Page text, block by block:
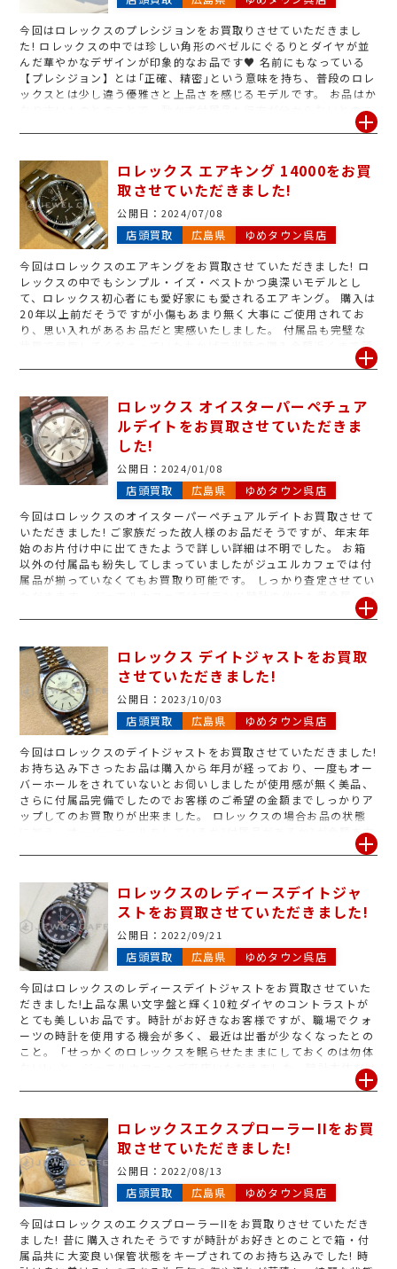
今回はロレックスのプレシジョンをお買取りさせていただきまし
た! ロレックスの中では珍しい角形のベゼルにぐるりとダイヤが並
んだ華やかなデザインが印象的なお品です♥ 名前にもなっている
【プレシジョン】とは｢正確、精密｣という意味を持ち、普段のロレ
ックスとは少し違う優雅さと上品さを感じるモデルです。 お品はか
なり古いものとのことで、動かず付属品も行方が分からないとのこ
と…。 ご安心ください(^^)/ ジュエルカフェではお買取り可能です
な点はお気軽にお問い合わせください。 ジュエルカフェでは皆様の
ご来店をお待ちしております!ロレックス エアキング 14000をお買
取させていただきました!
公開日： 2024/07/08
店頭買取 広島県 ゆめタウン呉店
今回はロレックスのエアキングをお買取させていただきました! ロ
レックスの中でもシンプル・イズ・ベストかつ奥深いモデルとし
て、ロレックス初心者にも愛好家にも愛されるエアキング。 購入は
20年以上前だそうですが小傷もあまり無く大事にご使用されてお
り、思い入れがあるお品だと実感いたしました。 付属品も完璧な
状態で保管してくださっていたおかげで当時の購入金額近くまで頑
張らせていただくことが出来ました! 需要と供給のバランスから決
傾向にあります。 眠ったまま、貰ったままのロレックスはございま
せんか? もしかすると思わぬ金額が付くモデルかもしれません。 ご
相談やお見積りだけでも結構です。 お困りのお品がございましたら
いつでもお気軽にご来店ください♪
ロレックス オイスターパーペチュア
ルデイトをお買取させていただきま
した!
公開日： 2024/01/08
店頭買取 広島県
ゆめタウン呉店
今回はロレックスのオイスターパーペチュアルデイトお買取させて
いただきました! ご家族だった故人様のお品だそうですが、年末年
始のお片付け中に出てきたようで詳しい詳細は不明でした。 お箱
以外の付属品も紛失してしまっていましたがジュエルカフェでは付
属品が揃っていなくてもお買取り可能です。 しっかり査定させてい
ただきます。 ジュエルカフェではブランド時計の他にも貴金属、ブ
ランド品、金券類など幅広くお買取りしております。 お品の詳細や
れるもの? 壊れているジュエリーがある…などご相談だけでも大歓
迎です。
ロレックス デイトジャストをお買取
させていただきました!
公開日： 2023/10/03
店頭買取 広島県 ゆめタウン呉店
今回はロレックスのデイトジャストをお買取させていただきました!
お持ち込み下さったお品は購入から年月が経っており、一度もオー
バーホールをされていないとお伺いしましたが使用感が無く美品、
さらに付属品完備でしたのでお客様のご希望の金額までしっかりア
ップしてのお買取りが出来ました。 ロレックスの場合お品の状態
に加え、オーバーホールをしているか?付属品があるか?が金額を左
右する大きな条件となってきます。 お手元にずっと眠ったままです
ロレックスがございましたら、是非ジュエルカフェをご利用くださ
ロレックスのレディースデイトジャ
ストをお買取させていただきました!
公開日： 2022/09/21
店頭買取 広島県 ゆめタウン呉店
今回はロレックスのレディースデイトジャストをお買取させていた
だきました!上品な黒い文字盤と輝く10粒ダイヤのコントラストが
とても美しいお品です。時計がお好きなお客様ですが、職場でクォ
ーツの時計を使用する機会が多く、最近は出番が少なくなったとの
こと。「せっかくのロレックスを眠らせたままにしておくのは勿体
ない!」と、ジュエルカフェへご来店いただきました。時計本体だけ
でなく箱、コマなどの付属品も大変綺麗な状態でお持ち込みいただ
ロレックスエクスプローラーIIをお買
取させていただきました!
公開日： 2022/08/13
店頭買取 広島県 ゆめタウン呉店
今回はロレックスのエクスプローラーIIをお買取りさせていただき
ました! 昔に購入されたそうですが時計がお好きとのことで箱・付
属品共に大変良い保管状態をキープされてのお持ち込みでした! 時